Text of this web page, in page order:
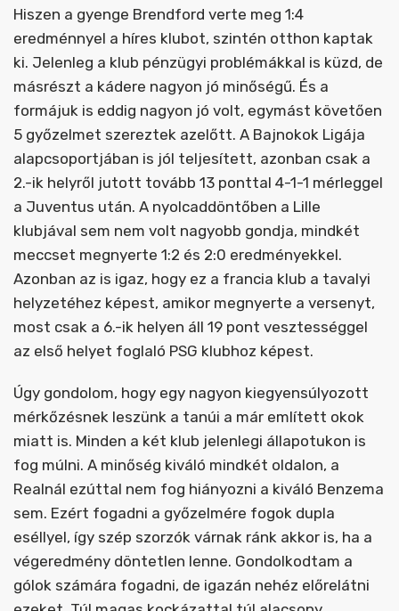
Hiszen a gyenge Brendford verte meg 1:4
eredménnyel a híres klubot, szintén otthon kaptak
ki. Jelenleg a klub pénzügyi problémákkal is küzd, de
másrészt a kádere nagyon jó minőségű. És a
formájuk is eddig nagyon jó volt, egymást követően
5 győzelmet szereztek azelőtt. A Bajnokok Ligája
alapcsoportjában is jól teljesített, azonban csak a
2.-ik helyről jutott tovább 13 ponttal 4-1-1 mérleggel
a Juventus után. A nyolcaddöntőben a Lille
klubjával sem nem volt nagyobb gondja, mindkét
meccset megnyerte 1:2 és 2:0 eredményekkel.
Azonban az is igaz, hogy ez a francia klub a tavalyi
helyzetéhez képest, amikor megnyerte a versenyt,
most csak a 6.-ik helyen áll 19 pont vesztességgel
az első helyet foglaló PSG klubhoz képest.
Úgy gondolom, hogy egy nagyon kiegyensúlyozott
mérkőzésnek leszünk a tanúi a már említett okok
miatt is. Minden a két klub jelenlegi állapotukon is
fog múlni. A minőség kiváló mindkét oldalon, a
Realnál ezúttal nem fog hiányozni a kiváló Benzema
sem. Ezért fogadni a győzelmére fogok dupla
eséllyel, így szép szorzók várnak ránk akkor is, ha a
végeredmény döntetlen lenne. Gondolkodtam a
gólok számára fogadni, de igazán nehéz előrelátni